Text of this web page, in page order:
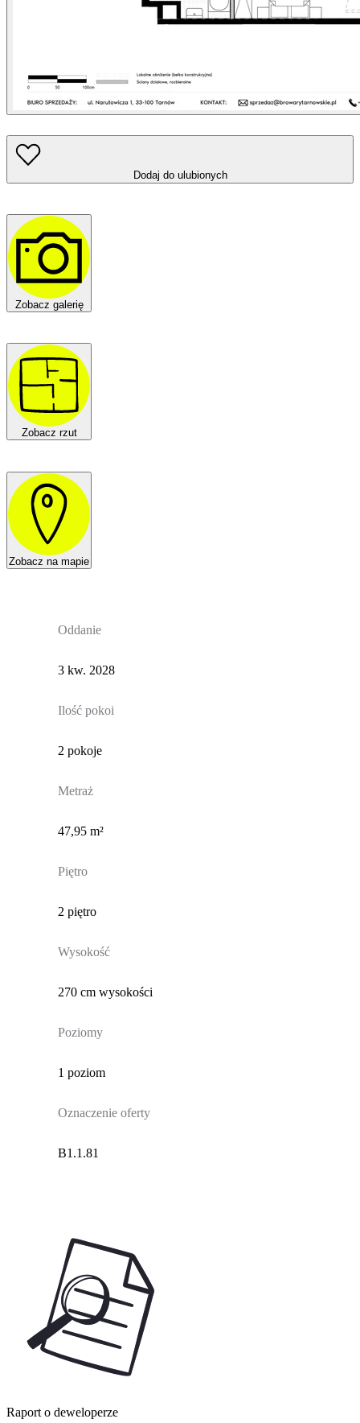
Dodaj do ulubionych
Zobacz galerię
Zobacz rzut
Zobacz na mapie
Oddanie
3 kw. 2028
Ilość pokoi
2 pokoje
Metraż
47,95 m²
Piętro
2 piętro
Wysokość
270 cm wysokości
Poziomy
1 poziom
Oznaczenie oferty
B1.1.81
Raport o deweloperze